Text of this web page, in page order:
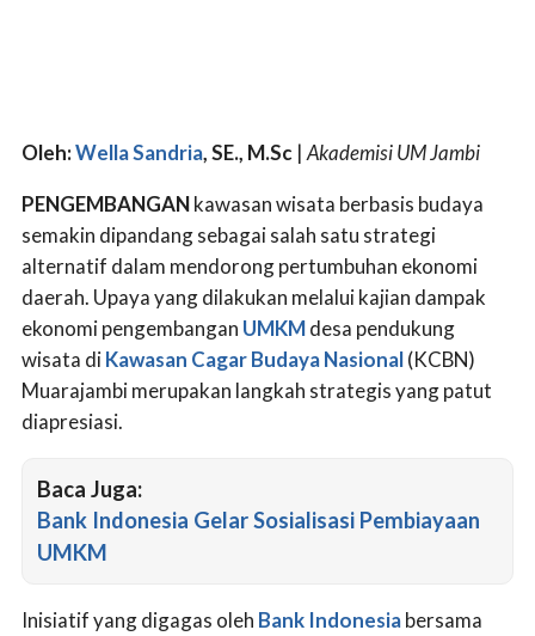
Oleh:Wella Sandria, SE., M.Sc | Akademisi UM Jambi
PENGEMBANGANkawasan wisata berbasis budaya
semakin dipandang sebagai salah satu strategi
alternatif dalam mendorong pertumbuhan ekonomi
daerah. Upaya yang dilakukan melalui kajian dampak
ekonomi pengembangan UMKMdesa pendukung
wisata diKawasan Cagar Budaya Nasional(KCBN)
Muarajambi merupakan langkah strategis yang patut
diapresiasi.
Baca Juga:
Bank Indonesia Gelar Sosialisasi Pembiayaan
UMKM
Inisiatif yang digagas oleh Bank Indonesiabersama